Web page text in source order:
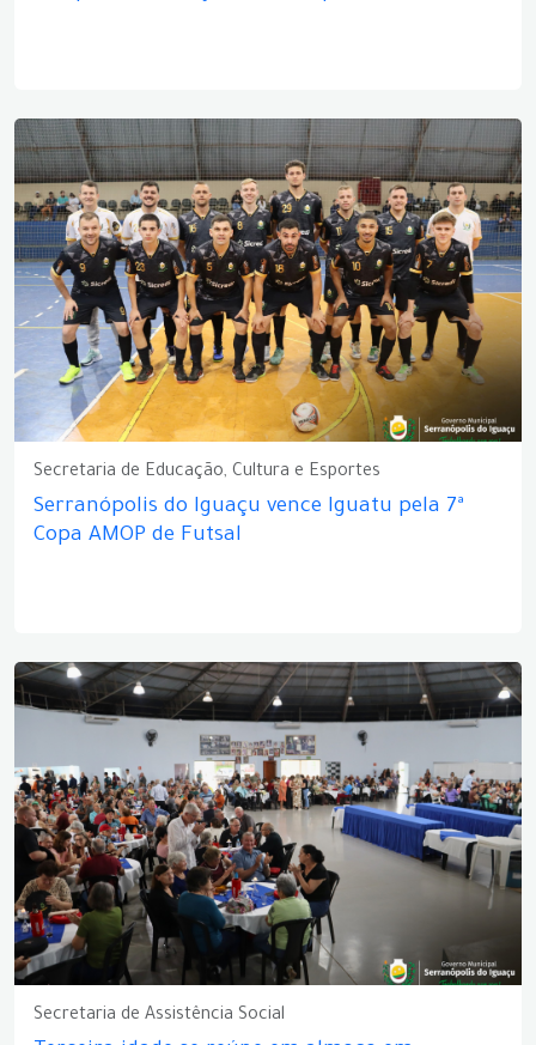
Secretaria de Educação, Cultura e Esportes
Serranópolis do Iguaçu vence Iguatu pela 7ª
Copa AMOP de Futsal
Secretaria de Assistência Social